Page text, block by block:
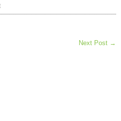
Next Post →